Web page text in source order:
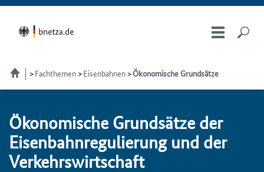
Fachthemen Eisenbahnen Ökonomische Grundsätze
Öko­no­mi­sche Grund­sät­ze der
Ei­sen­bahn­re­gu­lie­rung und der
Ver­kehrs­wirt­schaft